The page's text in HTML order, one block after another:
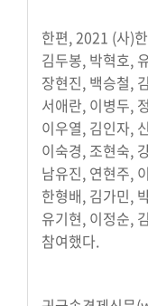
한편, 2021 (사)
김두봉, 박혁호,
장현진, 백승철,
서애란, 이병두,
이우열, 김인자,
이숙경, 조현숙,
남유진, 연현주,
한형배, 김가민,
유기현, 이정순,
참여했다.